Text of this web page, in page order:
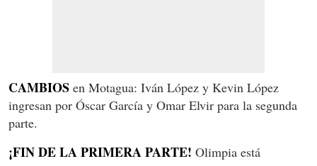
CAMBIOS en Motagua: Iván López y Kevin López
ingresan por Óscar García y Omar Elvir para la segunda
parte.
¡FIN DE LA PRIMERA PARTE! Olimpia está